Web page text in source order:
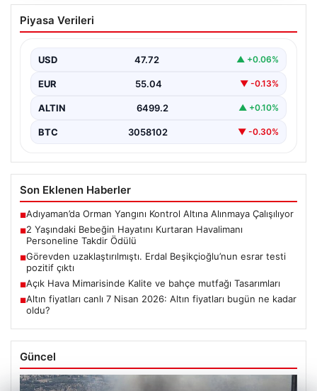
2 Yaşındaki Bebeğin Hayatını Kurtaran
Havalimanı Personeline Takdir Ödülü
olayda, ailesiyle seyahat eden 2 yaşındaki Liam adlı
bebeğin…
Piyasa Verileri
USD 47.72 ▲ +0.06%
EUR 55.04 ▼ -0.13%
ALTIN 6499.2 ▲ +0.10%
BTC 3058102 ▼ -0.30%
Son Eklenen Haberler
■Adıyaman’da Orman Yangını Kontrol Altına Alınmaya Çalışılıyor
■2 Yaşındaki Bebeğin Hayatını Kurtaran Havalimanı
Personeline Takdir Ödülü
■Görevden uzaklaştırılmıştı. Erdal Beşikçioğlu’nun esrar testi
pozitif çıktı
■Açık Hava Mimarisinde Kalite ve bahçe mutfağı Tasarımları
■Altın fiyatları canlı 7 Nisan 2026: Altın fiyatları bugün ne kadar
oldu?
Güncel